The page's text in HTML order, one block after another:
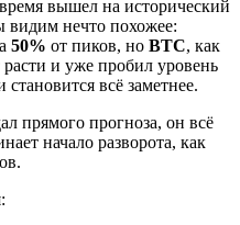
вышел на исторический
видим нечто похожее:
50% от пиков, но BTC, как
и уже пробил уровень
всё заметнее.
прямого прогноза, он всё
начало разворота, как